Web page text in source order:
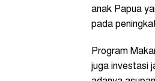
anak Papua
pada
Program
juga investasi